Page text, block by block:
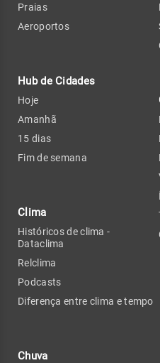
Praias
Aeroportos
Hub de Cidades
Hoje
Amanhã
15 dias
Fim de semana
Clima
Históricos de clima -
Dataclima
Relclima
Podcasts
Diferença entre clima e tempo
Chuva